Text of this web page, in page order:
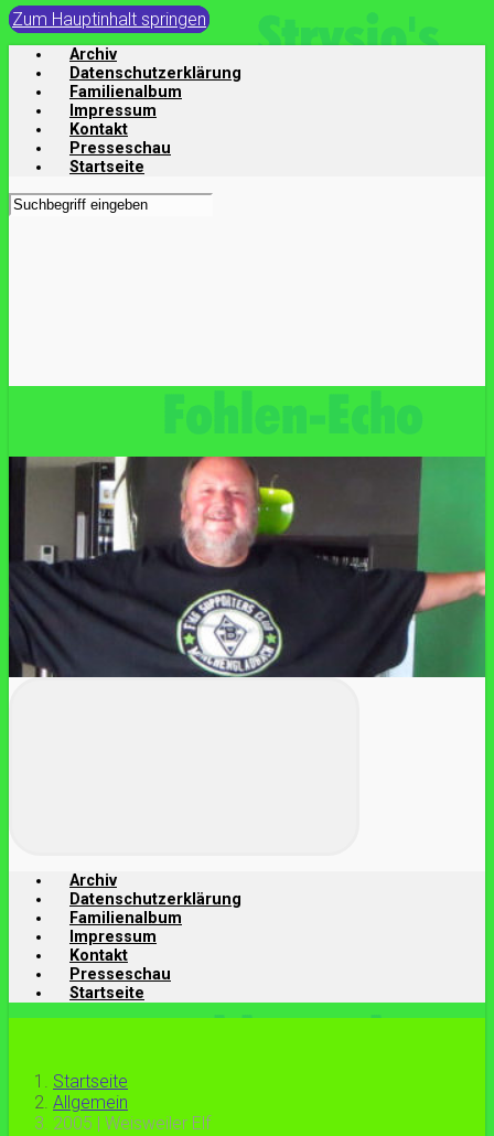
Zum Hauptinhalt springen
Archiv
Datenschutzerklärung
Familienalbum
Impressum
Kontakt
Presseschau
Startseite
Archiv
Datenschutzerklärung
Familienalbum
Impressum
Kontakt
Presseschau
Startseite
Startseite
Allgemein
2005 | Weisweiler Elf